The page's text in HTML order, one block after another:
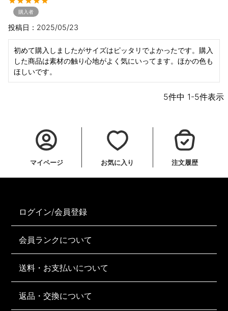
購入者
投稿日 2025/05/23
初めて購入しましたがサイズはピッタリでよかったです。購入
した商品は素材の触り心地がよく気にいってます。ほかの色も
ほしいです。
5件中 1-5件表示
マイページ お気に入り 注文履歴
ログイン/会員登録
会員ランクについて
送料・お支払いについて
返品・交換について